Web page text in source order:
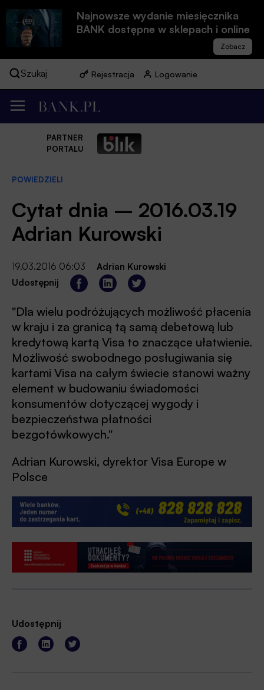
Najnowsze wydanie miesięcznika
BANK dostępne w sklepach i online
Szukaj Rejestracja Logowanie
PARTNER
PORTALU
POWIEDZIELI
Cytat dnia – 2016.03.19
Adrian Kurowski
19.03.2016 06:03
Adrian Kurowski
Udostępnij
"Dla wielu podróżujących możliwość płacenia
w kraju i za granicą tą samą debetową lub
kredytową kartą Visa to znaczące ułatwienie.
Możliwość swobodnego posługiwania się
kartami Visa na całym świecie stanowi ważny
element w budowaniu świadomości
konsumentów dotyczącej wygody i
bezpieczeństwa płatności
bezgotówkowych."
Adrian Kurowski, dyrektor Visa Europe w
Polsce
Udostępnij